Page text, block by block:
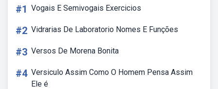
#1 Vogais E Semivogais Exercicios
#2 Vidrarias De Laboratorio Nomes E Funções
#3 Versos De Morena Bonita
#4 Versiculo Assim Como O Homem Pensa Assim
Ele é